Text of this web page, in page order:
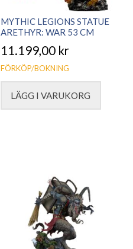
MYTHIC LEGIONS STATUE
ARETHYR: WAR 53 CM
11.199,00 kr
FÖRKÖP/BOKNING
LÄGG I VARUKORG